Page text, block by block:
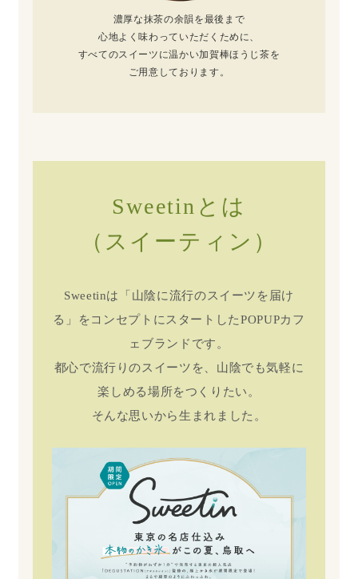
濃厚な抹茶の余韻を最後まで
心地よく味わっていただくために、
すべてのスイーツに温かい加賀棒ほうじ茶を
ご用意しております。
Sweetinとは
（スイーティン）
Sweetinは「山陰に流行のスイーツを届け
る」をコンセプトにスタートしたPOPUPカフ
ェブランドです。
都心で流行りのスイーツを、山陰でも気軽に
楽しめる場所をつくりたい。
そんな思いから生まれました。